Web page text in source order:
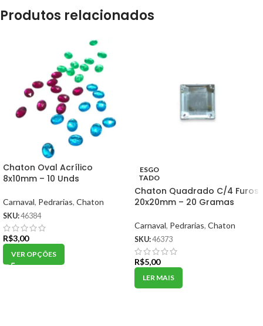
Produtos relacionados
Chaton Oval Acrílico
8x10mm – 10 Unds
Carnaval, Pedrarias, Chaton
SKU:46384
R$3,00
VER OPÇÕES
ESGO
TADO
Chaton Quadrado C/4 Furos
20x20mm – 20 Gramas
Carnaval, Pedrarias, Chaton
SKU:46373
R$5,00
LER MAIS